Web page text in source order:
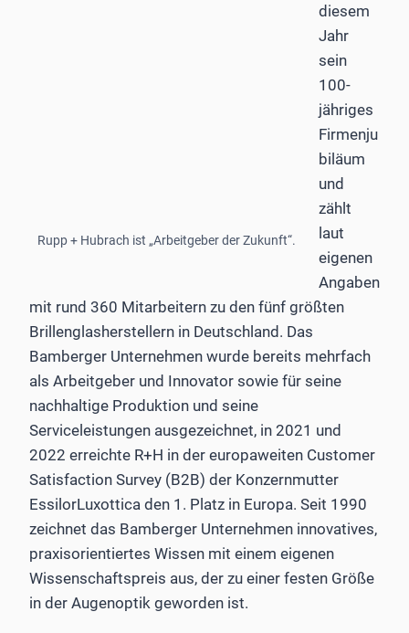
Rupp + Hubrach ist „Arbeitgeber der Zukunft“.
diesem
Jahr
sein
100-
jähriges
Firmenju
biläum
und
zählt
laut
eigenen
Angaben
mit rund 360 Mitarbeitern zu den fünf größten
Brillenglasherstellern in Deutschland. Das
Bamberger Unternehmen wurde bereits mehrfach
als Arbeitgeber und Innovator sowie für seine
nachhaltige Produktion und seine
Serviceleistungen ausgezeichnet, in 2021 und
2022 erreichte R+H in der europaweiten Customer
Satisfaction Survey (B2B) der Konzernmutter
EssilorLuxottica den 1. Platz in Europa. Seit 1990
zeichnet das Bamberger Unternehmen innovatives,
praxisorientiertes Wissen mit einem eigenen
Wissenschaftspreis aus, der zu einer festen Größe
in der Augenoptik geworden ist.